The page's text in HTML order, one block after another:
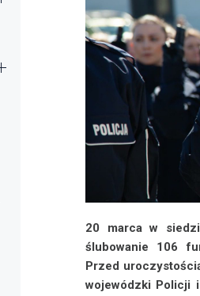
20 marca w
ślubowanie 106
Przed
wojewódzki Policji